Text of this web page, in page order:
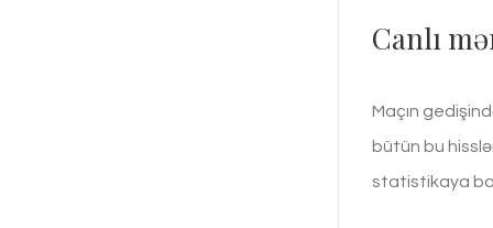
Canlı
Maçın
bütün bu
statistikaya